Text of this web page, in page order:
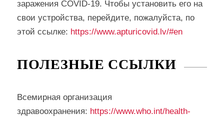
заражения COVID-19. Чтобы установить его на
свои устройства, перейдите, пожалуйста, по
этой ссылке: https://www.apturicovid.lv/#en
ПОЛЕЗНЫЕ ССЫЛКИ
Всемирная организация
здравоохранения: https://www.who.int/health-